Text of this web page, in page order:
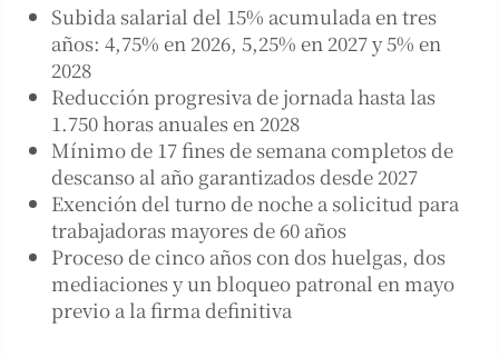
Subida salarial del 15% acumulada en tres
años: 4,75% en 2026, 5,25% en 2027 y 5% en
2028
Reducción progresiva de jornada hasta las
1.750 horas anuales en 2028
Mínimo de 17 fines de semana completos de
descanso al año garantizados desde 2027
Exención del turno de noche a solicitud para
trabajadoras mayores de 60 años
Proceso de cinco años con dos huelgas, dos
mediaciones y un bloqueo patronal en mayo
previo a la firma definitiva